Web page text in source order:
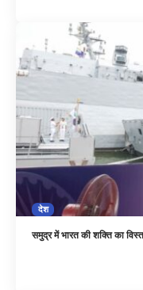
देश
समुद्र में भारत की शक्ति का